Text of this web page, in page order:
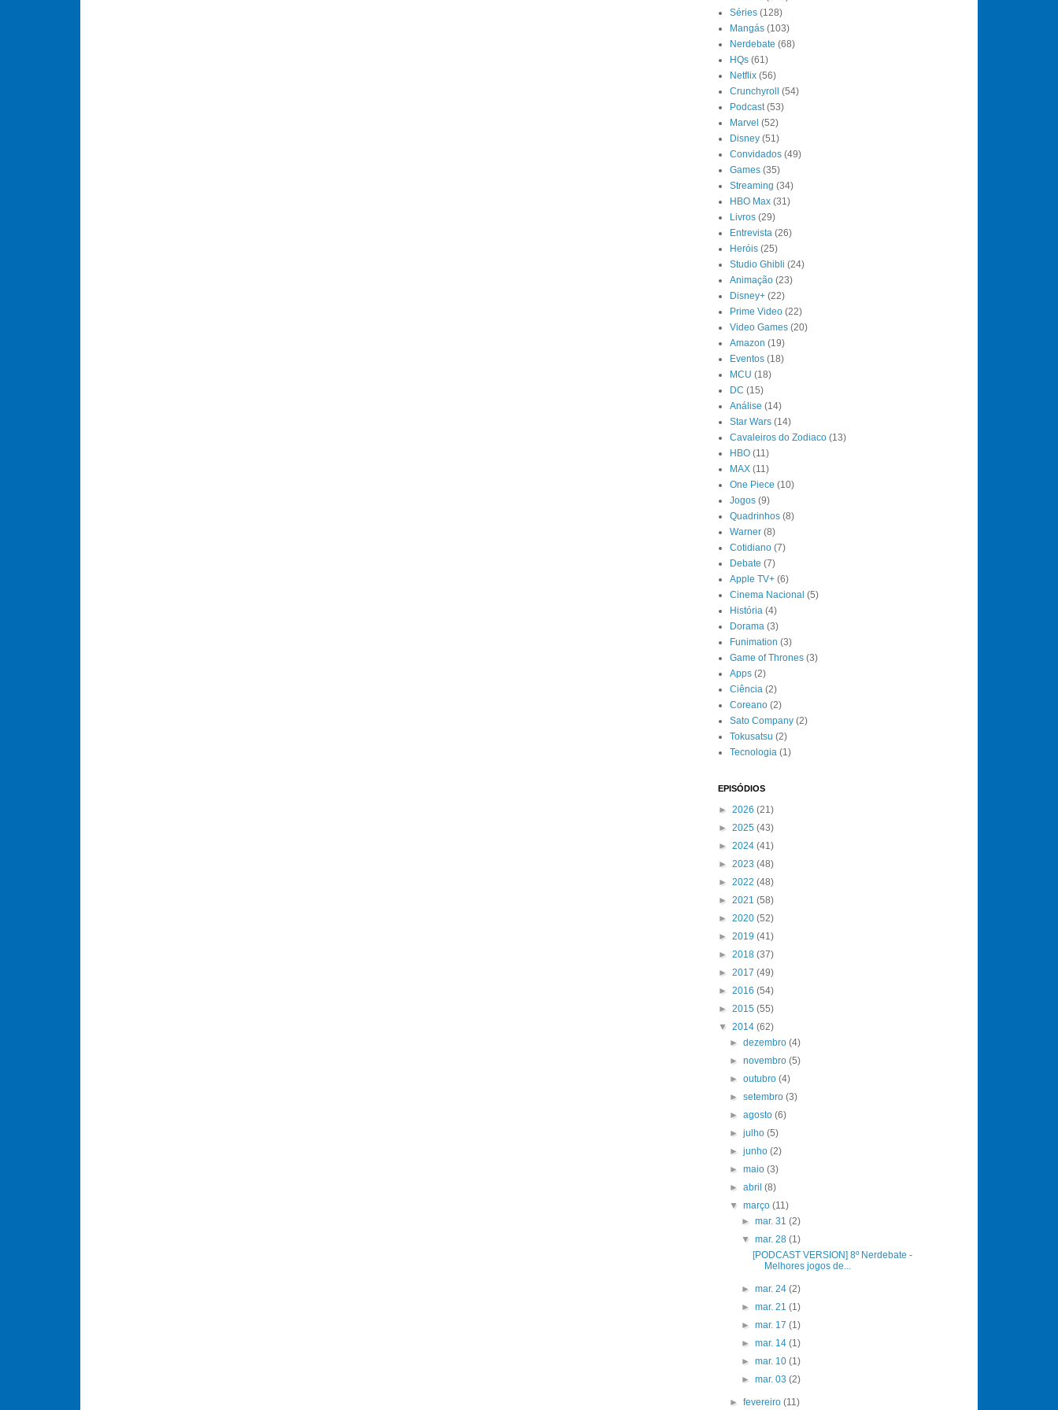
Séries (128)
Mangás (103)
Nerdebate (68)
HQs (61)
Netflix (56)
Crunchyroll (54)
Podcast (53)
Marvel (52)
Disney (51)
Convidados (49)
Games (35)
Streaming (34)
HBO Max (31)
Livros (29)
Entrevista (26)
Heróis (25)
Studio Ghibli (24)
Animação (23)
Disney+ (22)
Prime Video (22)
Video Games (20)
Amazon (19)
Eventos (18)
MCU (18)
DC (15)
Análise (14)
Star Wars (14)
Cavaleiros do Zodiaco (13)
HBO (11)
MAX (11)
One Piece (10)
Jogos (9)
Quadrinhos (8)
Warner (8)
Cotidiano (7)
Debate (7)
Apple TV+ (6)
Cinema Nacional (5)
História (4)
Dorama (3)
Funimation (3)
Game of Thrones (3)
Apps (2)
Ciência (2)
Coreano (2)
Sato Company (2)
Tokusatsu (2)
Tecnologia (1)
EPISÓDIOS
► 2026 (21)
► 2025 (43)
► 2024 (41)
► 2023 (48)
► 2022 (48)
► 2021 (58)
► 2020 (52)
► 2019 (41)
► 2018 (37)
► 2017 (49)
► 2016 (54)
► 2015 (55)
▼ 2014 (62)
►dezembro(4)
►novembro(5)
►outubro(4)
►setembro(3)
►agosto(6)
►julho(5)
►junho(2)
►maio(3)
►abril(8)
▼março(11)
► mar. 31 (2)
▼ mar. 28 (1)
[PODCAST VERSION] 8º Nerdebate -
Melhores jogos de...
► mar. 24 (2)
► mar. 21 (1)
► mar. 17 (1)
► mar. 14 (1)
► mar. 10 (1)
► mar. 03 (2)
►fevereiro(11)